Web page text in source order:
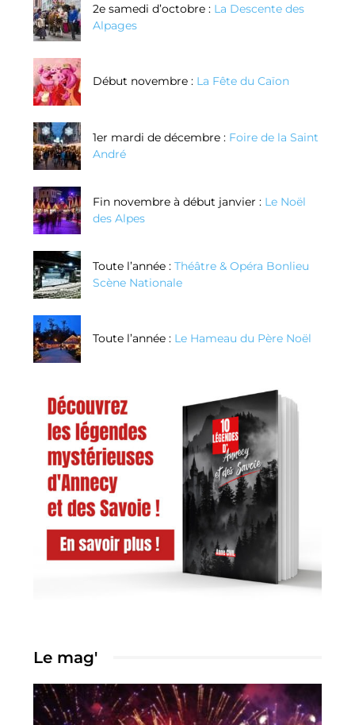
2e samedi d’octobre : La Descente des
Alpages
Début novembre : La Fête du Caïon
1er mardi de décembre : Foire de la Saint
André
Fin novembre à début janvier : Le Noël
des Alpes
Toute l’année : Théâtre & Opéra Bonlieu
Scène Nationale
Toute l’année : Le Hameau du Père Noël
Le mag'